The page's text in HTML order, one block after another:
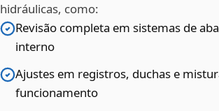
hidráulicas, como:
Revisão completa em sistemas de
interno
Ajustes em registros, duchas e
funcionamento